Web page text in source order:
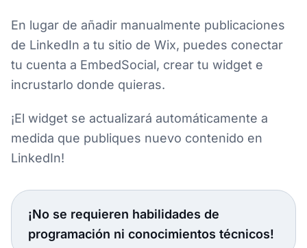
En lugar de añadir manualmente publicaciones
de LinkedIn a tu sitio de Wix, puedes conectar
tu cuenta a EmbedSocial, crear tu widget e
incrustarlo donde quieras.
¡El widget se actualizará automáticamente a
medida que publiques nuevo contenido en
LinkedIn!
¡No se requieren habilidades de
programación ni conocimientos técnicos!